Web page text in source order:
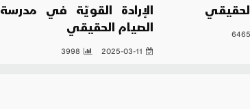
الإرادة القويّة في مدرسة
الصيام الحقيقي
2025-03-11
3998
6465